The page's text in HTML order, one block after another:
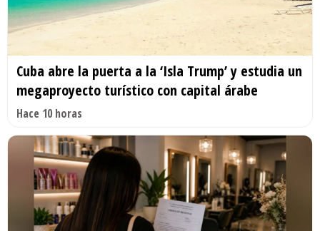
Cuba abre la puerta a la ‘Isla Trump’ y estudia un
megaproyecto turístico con capital árabe
Hace 10 horas